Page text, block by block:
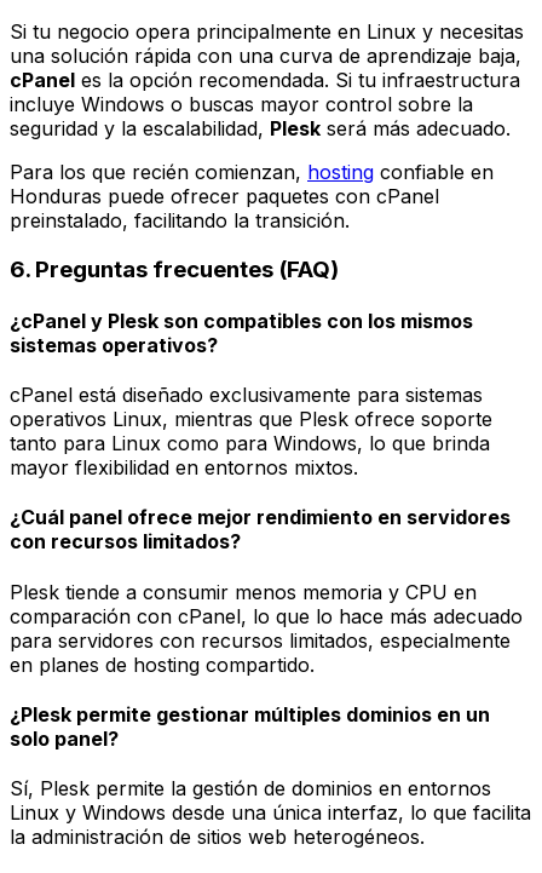
Si tu negocio opera principalmente en Linux y necesitas
una solución rápida con una curva de aprendizaje baja,
cPanel es la opción recomendada. Si tu infraestructura
incluye Windows o buscas mayor control sobre la
seguridad y la escalabilidad, Plesk será más adecuado.
Para los que recién comienzan, hosting confiable en
Honduras puede ofrecer paquetes con cPanel
preinstalado, facilitando la transición.
6. Preguntas frecuentes (FAQ)
¿cPanel y Plesk son compatibles con los mismos
sistemas operativos?
cPanel está diseñado exclusivamente para sistemas
operativos Linux, mientras que Plesk ofrece soporte
tanto para Linux como para Windows, lo que brinda
mayor flexibilidad en entornos mixtos.
¿Cuál panel ofrece mejor rendimiento en servidores
con recursos limitados?
Plesk tiende a consumir menos memoria y CPU en
comparación con cPanel, lo que lo hace más adecuado
para servidores con recursos limitados, especialmente
en planes de hosting compartido.
¿Plesk permite gestionar múltiples dominios en un
solo panel?
Sí, Plesk permite la gestión de dominios en entornos
Linux y Windows desde una única interfaz, lo que facilita
la administración de sitios web heterogéneos.